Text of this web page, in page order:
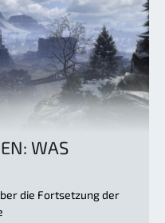
WAS
die Fortsetzung der